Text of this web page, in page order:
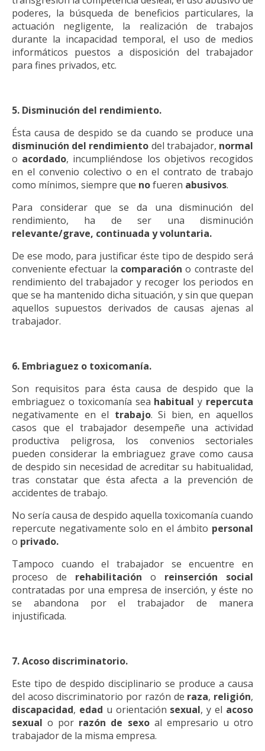
poderes, la búsqueda de beneficios particulares, la
actuación negligente, la realización de trabajos
durante la incapacidad temporal, el uso de medios
informáticos puestos a disposición del trabajador
para fines privados, etc.
5. Disminución del rendimiento.
Ésta causa de despido se da cuando se produce una
disminución del rendimiento del trabajador, normal
o acordado, incumpliéndose los objetivos recogidos
en el convenio colectivo o en el contrato de trabajo
como mínimos, siempre que nofueren abusivos.
Para considerar que se da una disminución del
rendimiento, ha de ser una disminución
relevante/grave, continuada y voluntaria.
De ese modo, para justificar éste tipo de despido será
conveniente efectuar la comparación o contraste del
rendimiento del trabajador y recoger los periodos en
que se ha mantenido dicha situación, y sin que quepan
aquellos supuestos derivados de causas ajenas al
trabajador.
6. Embriaguez o toxicomanía.
Son requisitos para ésta causa de despido que la
embriaguez o toxicomanía sea habitual y repercuta
negativamente en el trabajo. Si bien, en aquellos
casos que el trabajador desempeñe una actividad
productiva peligrosa, los convenios sectoriales
pueden considerar la embriaguez grave como causa
de despido sin necesidad de acreditar su habitualidad,
tras constatar que ésta afecta a la prevención de
accidentes de trabajo.
No sería causa de despido aquella toxicomanía cuando
repercute negativamente solo en el ámbito personal
o privado.
Tampoco cuando el trabajador se encuentre en
proceso de rehabilitación o reinserción social
contratadas por una empresa de inserción, y éste no
se abandona por el trabajador de manera
injustificada.
7. Acoso discriminatorio.
Este tipo de despido disciplinario se produce a causa
del acoso discriminatorio por razón de raza, religión,
discapacidad, edad u orientación sexual, y el acoso
sexual o por razón de sexoal empresario u otro
trabajador de la misma empresa.